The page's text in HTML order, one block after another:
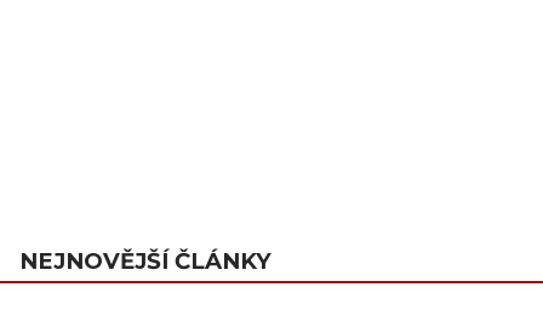
NEJNOVĚJŠÍ ČLÁNKY